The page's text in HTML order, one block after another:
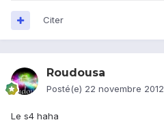
Citer
Roudousa
Posté(e) 22 novembre 2012
Le s4 haha